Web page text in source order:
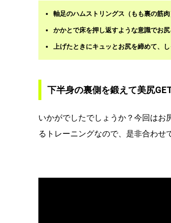
軸足のハムストリングス（もも裏の筋
かかとで床を押し返すような意識でお
上げたときにキュッとお尻を締めて、
下半身の裏側を鍛えて美尻
いかがでしたでしょうか？今回はお
るトレーニングなので、是非合わせ